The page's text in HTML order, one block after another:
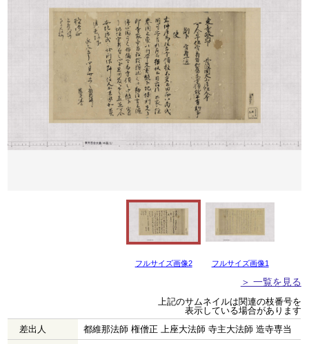
フルサイズ画像2 フルサイズ画像1
＞ 一覧を見る
上記のサムネイルは関連の枝番号を
表示している場合があります
差出人
都維那法師 権僧正 上座大法師 寺主大法師 造寺専当